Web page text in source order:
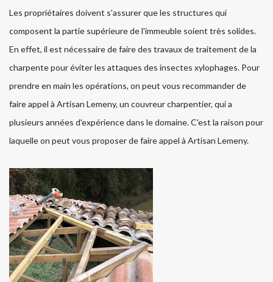
Les propriétaires doivent s'assurer que les structures qui
composent la partie supérieure de l'immeuble soient très solides.
En effet, il est nécessaire de faire des travaux de traitement de la
charpente pour éviter les attaques des insectes xylophages. Pour
prendre en main les opérations, on peut vous recommander de
faire appel à Artisan Lemeny, un couvreur charpentier, qui a
plusieurs années d'expérience dans le domaine. C'est la raison pour
laquelle on peut vous proposer de faire appel à Artisan Lemeny.